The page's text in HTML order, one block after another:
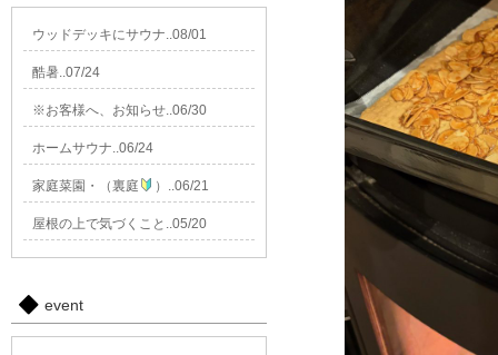
ウッドデッキにサウナ..08/01
酷暑..07/24
※お客様へ、お知らせ..06/30
ホームサウナ..06/24
家庭菜園・（裏庭 ）..06/21
屋根の上で気づくこと..05/20
event